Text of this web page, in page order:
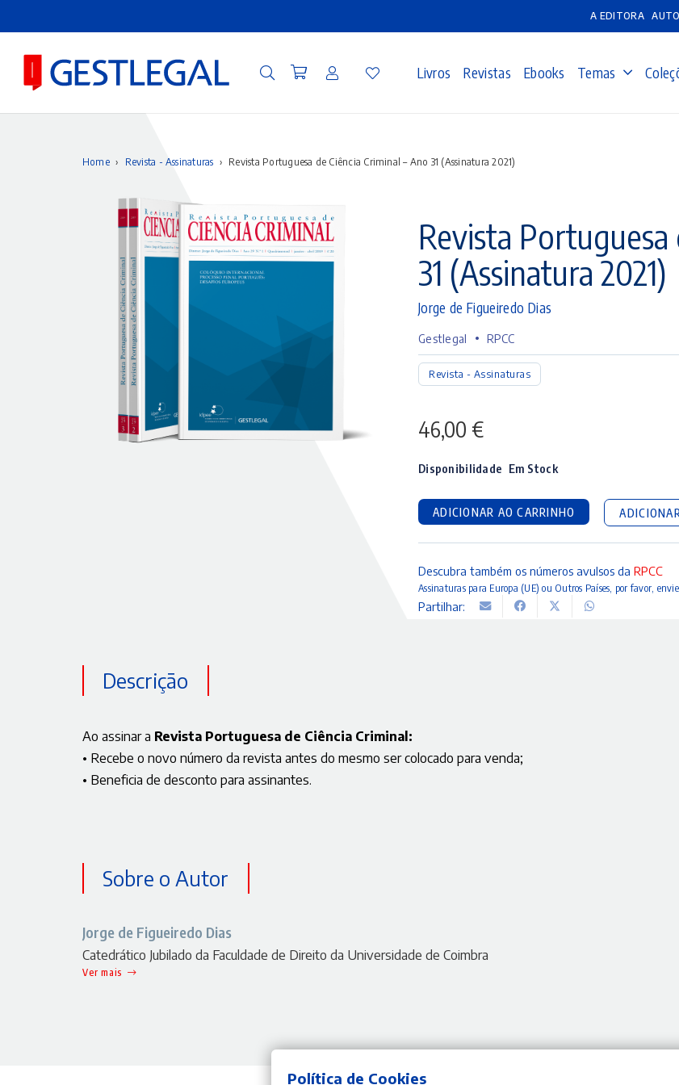
A EDITORA
Livros Revistas Ebooks Temas
Home › Revista - Assinaturas › Revista Portuguesa de Ciência Criminal – Ano 31 (Assinatura 2021)
Revista Portuguesa
31 (Assinatura 2021)
Jorge de Figueiredo Dias
Gestlegal • RPCC
Revista - Assinaturas
46,00 €
Disponibilidade Em Stock
ADICIONAR AO CARRINHO
Descubra também os números avulsos da RPCC
Assinaturas para Europa (UE) ou Outros Países, por favor,
Partilhar:
Descrição
Ao assinar a Revista Portuguesa de Ciência Criminal:
• Recebe o novo número da revista antes do mesmo ser colocado para venda;
• Beneficia de desconto para assinantes.
Sobre o Autor
Jorge de Figueiredo Dias
Catedrático Jubilado da Faculdade de Direito da Universidade de Coimbra
Ver mais
Política de Cookies